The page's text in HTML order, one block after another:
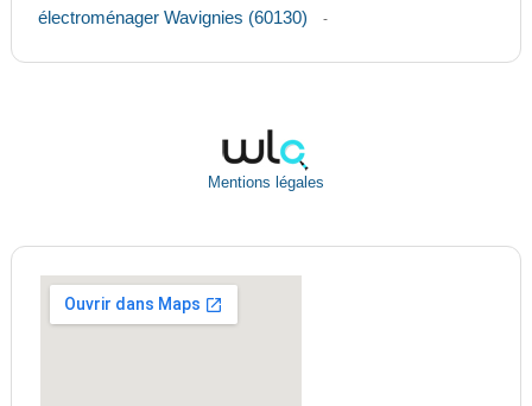
électroménager Wavignies (60130)
-
Mentions légales